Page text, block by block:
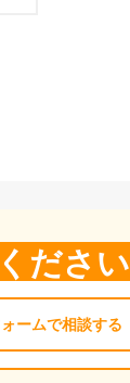
ださい
ームで相談する